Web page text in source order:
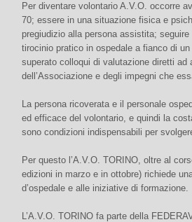
Per diventare volontario A.V.O. occorre
70; essere in una situazione fisica e
pregiudizio alla persona assistita;
tirocinio pratico in ospedale a fianco di
superato colloqui di valutazione diretti
dell’Associazione e degli impegni che
La persona ricoverata e il personale
ed efficace del volontario, e quindi la
sono condizioni indispensabili per
Per questo l’A.V.O. TORINO, oltre al
edizioni in marzo e in ottobre) richiede
d’ospedale e alle iniziative di formazione.
L’A.V.O. TORINO fa parte della